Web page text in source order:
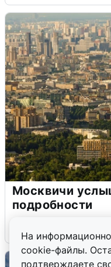
На
cookie-файлы.
подтверждаете
Москвичи
подробности